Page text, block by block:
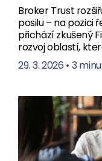
Broker Trust
posilu – na pozici
přichází zkušený
rozvoj oblastí,
29. 3. 2026 • 3